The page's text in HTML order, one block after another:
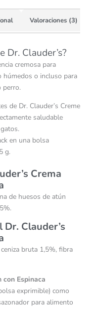
Valoraciones (3)
Dr. Clauder’s?
cremosa para
húmedos o incluso para
perro.
de Dr. Clauder’s Creme
saludable
en una bolsa
g.
Crema
de huesos de atún
Clauder’s
bruta 1,5%, fibra
Espinaca
exprimible) como
para alimento